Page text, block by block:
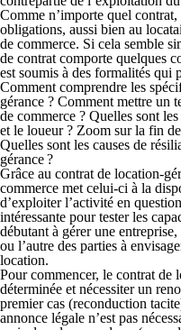
Comme n’importe quel
obligations, aussi bien au
de commerce. Si cela semble
de contrat comporte quelques
est soumis à des formalités qui
Comment comprendre les
gérance ? Comment mettre un
de commerce ? Quelles sont
et le loueur ? Zoom sur la fin
Quelles sont les causes de
gérance ?
Grâce au contrat de location-
commerce met celui-ci à la
d’exploiter l’activité en
intéressante pour tester les
débutant à gérer une
ou l’autre des parties à
location.
Pour commencer, le contrat de
déterminée et nécessiter un
premier cas (reconduction
annonce légale n’est pas